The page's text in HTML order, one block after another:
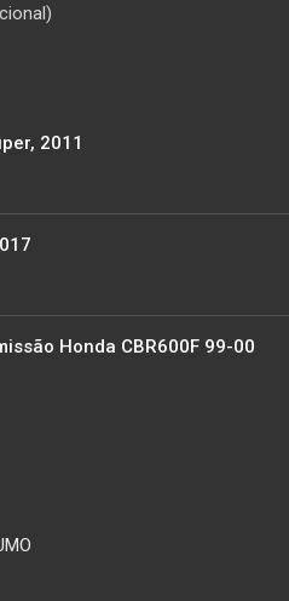
2011
Honda CBR600F 99-00